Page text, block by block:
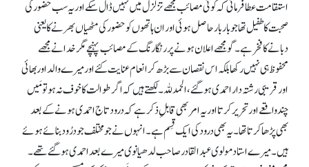
استقامت عطا فرمائی کہ کوئی مصائب مجھے تزلزل میں نہیں ڈال سکے اور یہ سب حضور کی
صحبت کا طفیل تھا جو بار بار حاصل ہوئی اور ان ہاتھوں کو حضور کی مٹھیاں بھرنے کا یعنی
دبانے کا فخر ہے۔ گو مجھے اعلان ہونے پر رنگا رنگ کے مصائب پہنچے مگر خدا نے مجھے
محفوظ ہی نہیں رکھا بلکہ اس نقصان سے بڑھ کر انعام عنایت کئے اور میرے والد اور بھائی
اور قریبی رشتہ دار احمدی ہو گئے، الحمد للہ۔ لکھتے ہیں کہ اگر طوالت کا خوف نہ ہوتو مَیں
چند واقعے اور تحریر کرتا اور یہ امر بھی قابلِ ذکر ہے کہ درود تاج احمدی ہونے کے بعد
بھی پڑھا کرتا تھا۔ یہ بھی درود کی ایک قِسم ہے۔ انہوں نے جومختلف جو درُود بنائے ہوئے
ہیں۔ میرے استاد مولوی عبدالقادر صاحب لدھیانوی میرے بعد احمدی ہو گئے تھے۔